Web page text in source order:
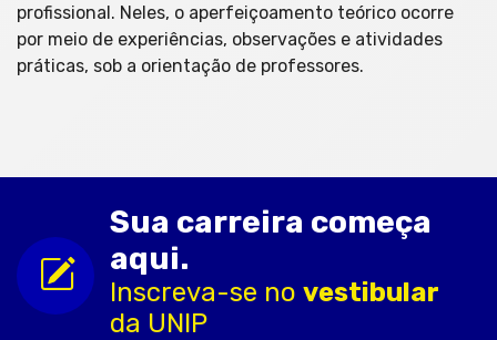
profissional. Neles, o aperfeiçoamento teórico ocorre
por meio de experiências, observações e atividades
práticas, sob a orientação de professores.
Sua carreira começa
aqui.
Inscreva-se no vestibular
da UNIP